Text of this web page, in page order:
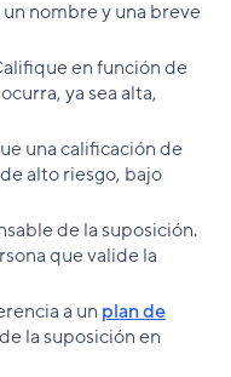
nombre y una breve
en función de
ya sea alta,
una calificación de
alto riesgo, bajo
de la suposición.
que valide la
a un plan de
la suposición en